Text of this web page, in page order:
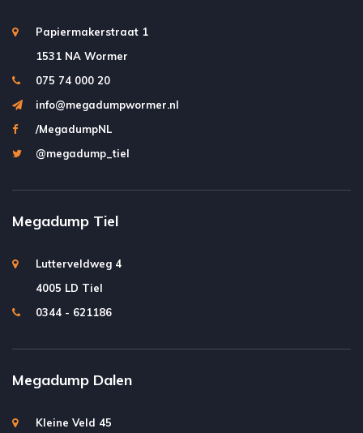
Papiermakerstraat 1
1531 NA Wormer
075 74 000 20
info@megadumpwormer.nl
/MegadumpNL
@megadump_tiel
Megadump Tiel
Lutterveldweg 4
4005 LD Tiel
0344 - 621186
Megadump Dalen
Kleine Veld 45